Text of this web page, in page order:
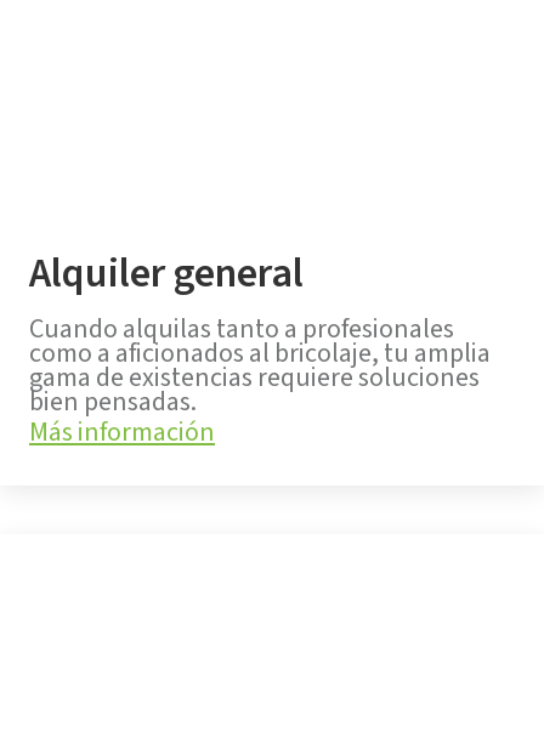
Alquiler general
Cuando alquilas tanto a profesionales
como a aficionados al bricolaje, tu amplia
gama de existencias requiere soluciones
bien pensadas.
Más información